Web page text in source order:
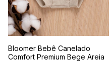
Bloomer Bebê Canelado
Comfort Premium Bege Areia